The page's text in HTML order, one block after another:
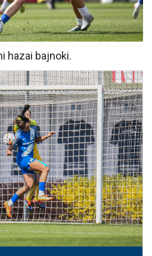
KLUB
ÉLMÉNYEK
SAJTÓ
hazai bajnoki.